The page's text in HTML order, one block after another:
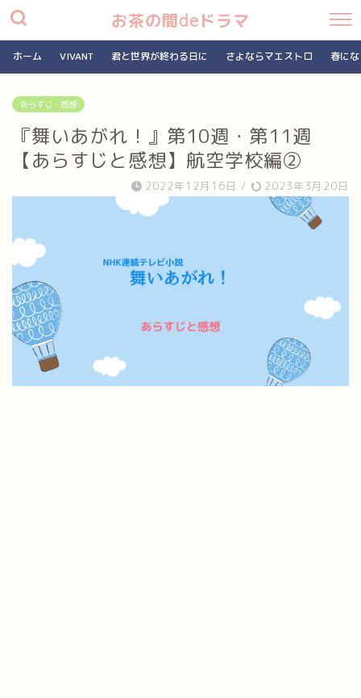
お茶の間deドラマ
ホーム VIVANT 君と世界が終わる日に さよならマエストロ 春に
あらすじ・感想
『舞いあがれ！』第10週・第11週
【あらすじと感想】航空学校編②
2022年12月16日 / 2023年3月20日